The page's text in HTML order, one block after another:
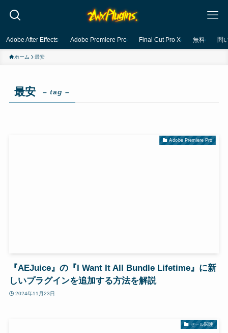
Adobe After Effects Adobe Premiere Pro Final Cut Pro X 無料 問
ホーム 最安
最安 – tag –
Adobe Premiere Pro
『AEJuice』の『I Want It All Bundle Lifetime』に新
しいプラグインを追加する方法を解説
2024年11月23日
セール関連